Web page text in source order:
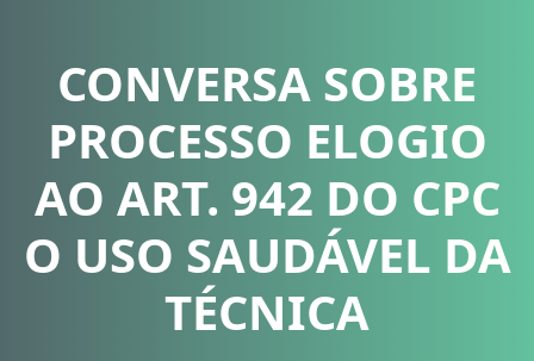
CONVERSA SOBRE
PROCESSO ELOGIO
AO ART. 942 DO CPC
O USO SAUDÁVEL DA
TÉCNICA